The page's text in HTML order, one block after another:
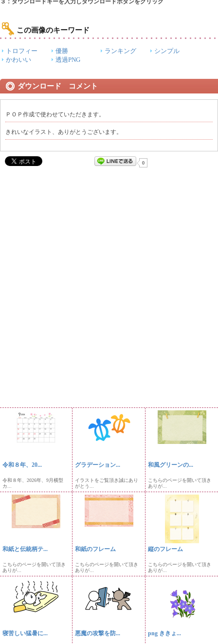
３：ダウンロードキーを入力しダウンロードボタンをクリック
この画像のキーワード
トロフィー 優勝 ランキング
シンプル
かわいい
透過PNG
ダウンロード コメント
ＰＯＰ作成で使わせていただきます。
きれいなイラスト、ありがとうございます。
0
令和８年、20...
令和８年、2026年、9月横型
カ...
グラデーション...
イラストをご覧頂き誠にあり
がとう...
和風グリーンの...
こちらのページを開いて頂き
ありが...
和紙と伝統柄テ...
こちらのページを開いて頂き
ありが...
和紙のフレーム
こちらのページを開いて頂き
ありが...
縦のフレーム
こちらのページを開いて頂き
ありが...
寝苦しい猛暑に... 悪魔の攻撃を防... png ききょ...